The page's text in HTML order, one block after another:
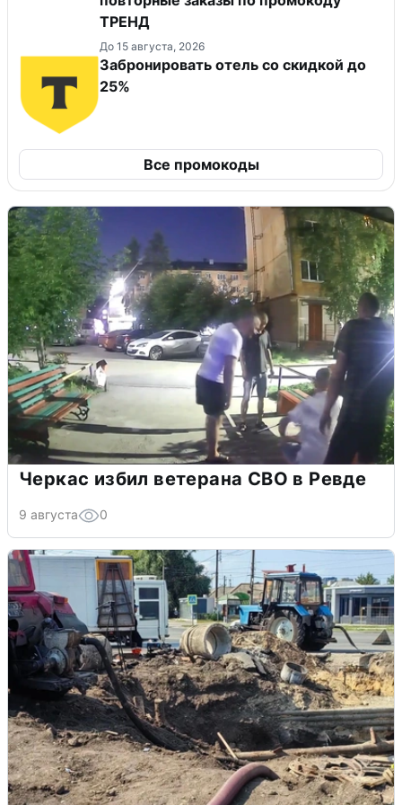
ТРЕНД
До 15 августа, 2026
Забронировать отель со скидкой до
25%
Все промокоды
Черкас избил ветерана СВО в Ревде
9 августа 0